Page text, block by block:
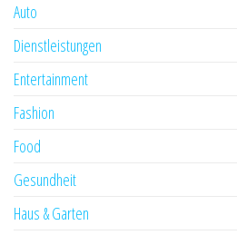
Auto
Dienstleistungen
Entertainment
Fashion
Food
Gesundheit
Haus & Garten